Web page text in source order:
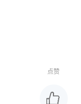
点赞